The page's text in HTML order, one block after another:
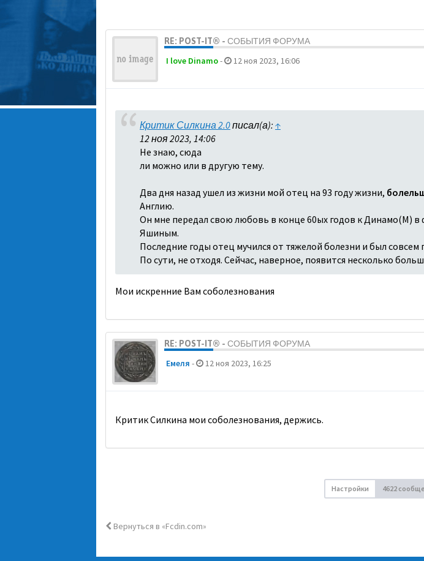
RE: POST-IT® - СОБЫТИЯ ФОРУМА
I love Dinamo- 12 ноя 2023, 16:06
Критик Силкина 2.0писал(а): ↑
12 ноя 2023, 14:06
Не знаю, сюда
ли можно или в другую тему.
Два дня назад ушел из жизни мой отец на 93 году жизни,
Англию.
Он мне передал свою любовь в конце 60ых годов к Динамо(М) в
Яшиным.
Последние годы отец мучился от тяжелой болезни и был
По сути, не отходя. Сейчас, наверное, появится несколько
Мои искренние Вам соболезнования
RE: POST-IT® - СОБЫТИЯ ФОРУМА
Емеля - 12 ноя 2023, 16:25
Критик Силкина мои соболезнования, держись.
Настройки 4622
Вернуться в «Fcdin.com»